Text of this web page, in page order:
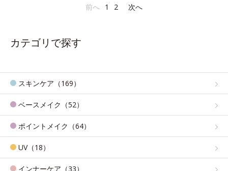
前へ 1 2 次へ
カテゴリで探す
スキンケア（169）
ベースメイク（52）
ポイントメイク（64）
UV（18）
インナーケア（33）